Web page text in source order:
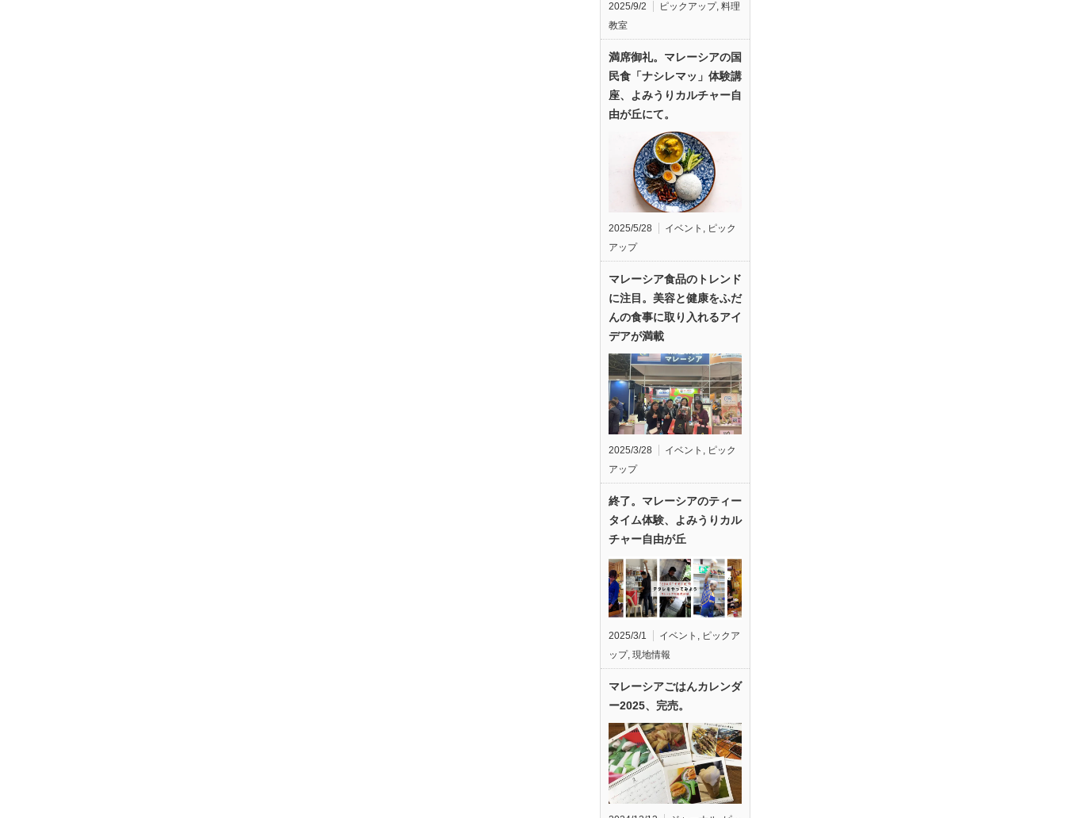
2025/9/2 ピックアップ, 料理
教室
満席御礼。マレーシアの国
民食「ナシレマッ」体験講
座、よみうりカルチャー自
由が丘にて。
2025/5/28 イベント , ピック
アップ
マレーシア食品のトレンド
に注目。美容と健康をふだ
んの食事に取り入れるアイ
デアが満載
2025/3/28 イベント
ピック
アップ
終了。マレーシアのティー
タイム体験、よみうりカル
チャー自由が丘
2025/3/1 イベント , ピックア
ップ, 現地情報
マレーシアごはんカレンダ
ー2025、完売。